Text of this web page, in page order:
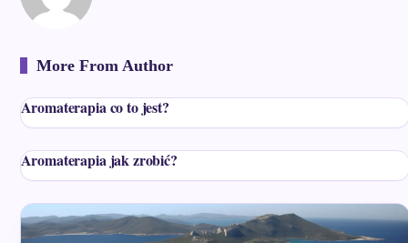
More From Author
Aromaterapia co to jest?
Aromaterapia jak zrobić?